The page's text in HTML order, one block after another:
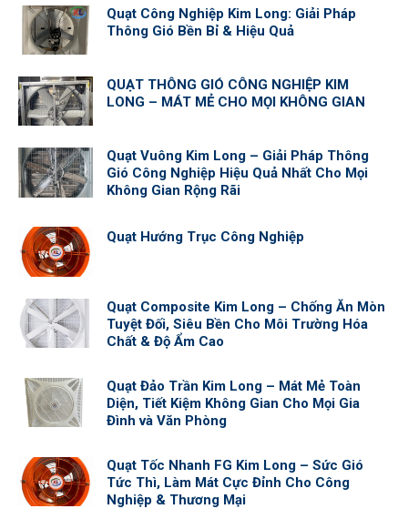
Quạt Công Nghiệp Kim Long: Giải Pháp
Thông Gió Bền Bỉ & Hiệu Quả
QUẠT THÔNG GIÓ CÔNG NGHIỆP KIM
LONG – MÁT MẺ CHO MỌI KHÔNG GIAN
Quạt Vuông Kim Long – Giải Pháp Thông
Gió Công Nghiệp Hiệu Quả Nhất Cho Mọi
Không Gian Rộng Rãi
Quạt Hướng Trục Công Nghiệp
Quạt Composite Kim Long – Chống Ăn Mòn
Tuyệt Đối, Siêu Bền Cho Môi Trường Hóa
Chất & Độ Ẩm Cao
Quạt Đảo Trần Kim Long – Mát Mẻ Toàn
Diện, Tiết Kiệm Không Gian Cho Mọi Gia
Đình và Văn Phòng
Quạt Tốc Nhanh FG Kim Long – Sức Gió
Tức Thì, Làm Mát Cực Đỉnh Cho Công
Nghiệp & Thương Mại